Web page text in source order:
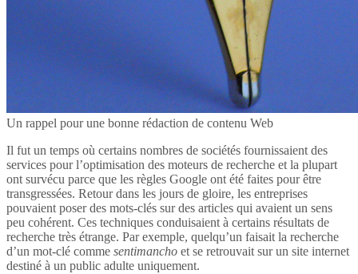
Un rappel pour une bonne rédaction de contenu Web
Il fut un temps où certains nombres de sociétés fournissaient des
services pour l’optimisation des moteurs de recherche et la plupart
ont survécu parce que les règles Google ont été faites pour être
transgressées. Retour dans les jours de gloire, les entreprises
pouvaient poser des mots-clés sur des articles qui avaient un sens
peu cohérent. Ces techniques conduisaient à certains résultats de
recherche très étrange. Par exemple, quelqu’un faisait la recherche
d’un mot-clé comme sentimancho et se retrouvait sur un site internet
destiné à un public adulte uniquement.